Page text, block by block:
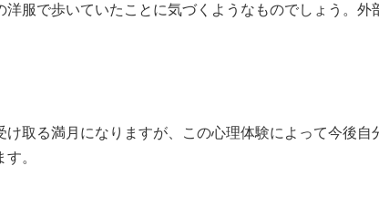
服で歩いていたことに気づくようなものでしょう。
取る満月になりますが、この心理体験によって今後
。